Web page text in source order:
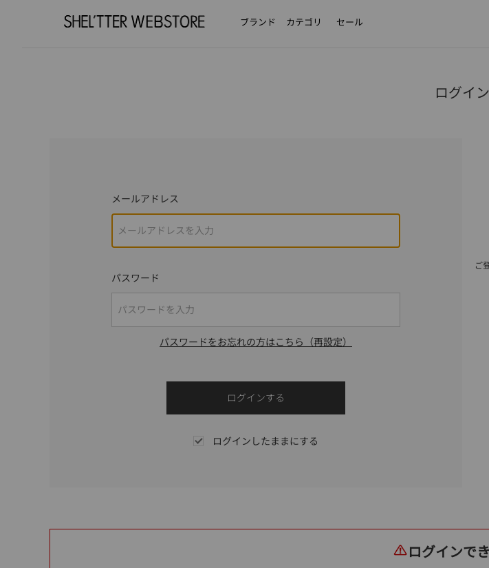
ブランド カテゴリ セール
ログイン
メールアドレス
パスワード
パスワードをお忘れの方はこちら（再設定）
ログインしたままにする
ご
ログインで